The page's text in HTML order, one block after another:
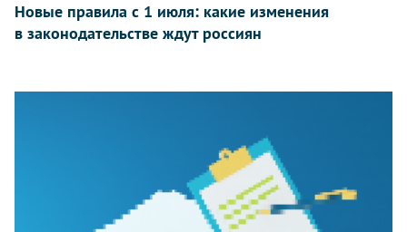
Новые правила с 1 июля: какие изменения
в законодательстве ждут россиян